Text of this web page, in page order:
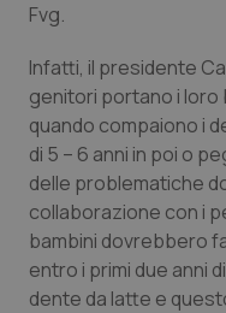
Friuli Venezia
Lazio
Liguria
Lombardia
Dermatite
Diabete &
Disturbi
Dolore
Fvg.
Infatti, il presidente
genitori portano i loro
quando compaiono i
di 5 – 6 anni in poi o
delle problematiche
collaborazione con i
bambini dovrebbero
entro i primi due anni
dente da latte e